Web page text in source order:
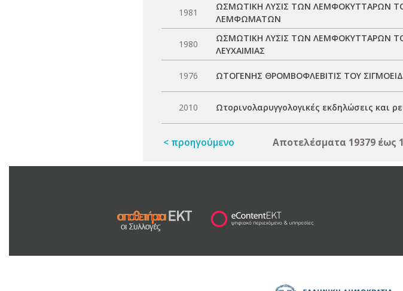
1981
ΩΣΜΩΤΙΚΗ ΛΥΣΙΣ ΤΩΝ ΛΕΜΦΟΚΥΤΤΑΡΩΝ
ΛΕΜΦΩΜΑΤΩΝ
1980
ΩΣΜΩΤΙΚΗ ΛΥΣΙΣ ΤΩΝ ΛΕΜΦΟΚΥΤΤΑΡΩΝ
ΛΕΥΧΑΙΜΙΑΣ
1976 ΩΤΟΓΕΝΗΣ ΘΡΟΜΒΟΦΛΕΒΙΤΙΣ ΤΟΥ
2010 Ωτορινολαρυγγολογικές εκδηλώσεις και
< προηγούμενο Αποτελέσματα 19379 έως